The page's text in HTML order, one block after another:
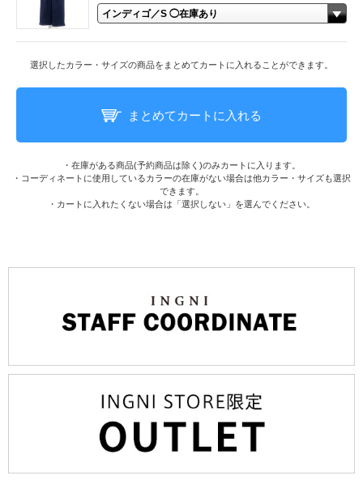
選択したカラー・サイズの商品をまとめてカートに入れることができます。
まとめてカートに入れる
・在庫がある商品(予約商品は除く)のみカートに入ります。
・コーディネートに使用しているカラーの在庫がない場合は他カラー・サイズも選択
できます。
・カートに入れたくない場合は「選択しない」を選んでください。